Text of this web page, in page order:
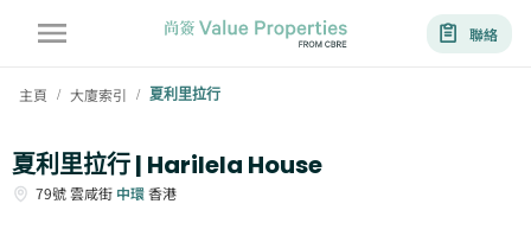
聯絡
主頁 / 大廈索引 / 夏利里拉行
夏利里拉行 | Harilela House
79號雲咸街 中環香港